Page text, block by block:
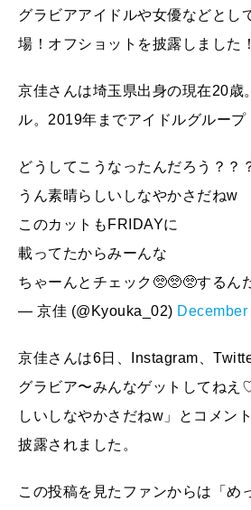
グラビアアイドルや女優などとし
場！オフショットを披露しました！
京佳さんは埼玉県出身の現在20
ル。2019年までアイドルグルー
どうしてこうなったんだろう？？
うん素晴らしいしなやかさだねw
このカットもFRIDAYに
載ってたからみーんな
ちゃーんとチェック🥺🥺🥺するん
— 京佳 (@Kyouka_02)
京佳さんは6日、Instagram、
グラビア〜みんなゲットしてね
しいしなやかさだねw」とコメン
披露されました。
この投稿を見たファンからは「め